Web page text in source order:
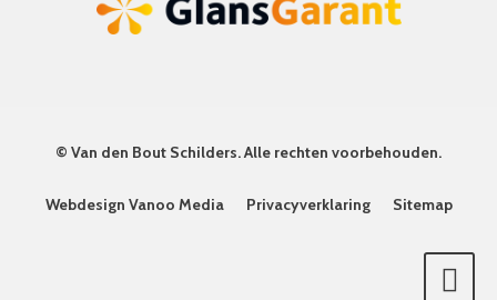
© Van den Bout Schilders. Alle rechten voorbehouden.
Webdesign Vanoo Media Privacyverklaring Sitemap